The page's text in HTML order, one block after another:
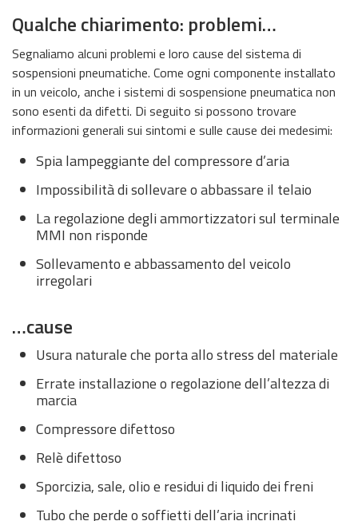
Qualche chiarimento: problemi…
Segnaliamo alcuni problemi e loro cause del sistema di
sospensioni pneumatiche. Come ogni componente installato
in un veicolo, anche i sistemi di sospensione pneumatica non
sono esenti da difetti. Di seguito si possono trovare
informazioni generali sui sintomi e sulle cause dei medesimi:
Spia lampeggiante del compressore d’aria
Impossibilità di sollevare o abbassare il telaio
La regolazione degli ammortizzatori sul terminale
MMI non risponde
Sollevamento e abbassamento del veicolo
irregolari
…cause
Usura naturale che porta allo stress del materiale
Errate installazione o regolazione dell’altezza di
marcia
Compressore difettoso
Relè difettoso
Sporcizia, sale, olio e residui di liquido dei freni
Tubo che perde o soffietti dell’aria incrinati